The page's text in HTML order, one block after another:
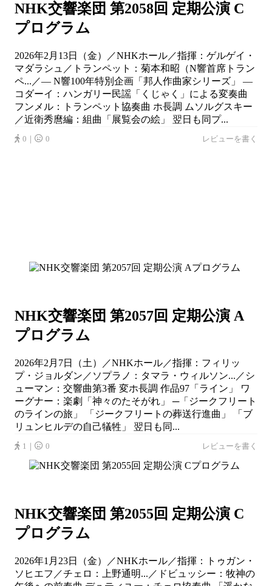
NHK交響楽団 第2058回 定期公演 C
プログラム
2026年2月13日（金）／NHKホール／指揮：ゲルゲイ・
マダラシュ／トランペット：菊本和昭（N響首席トラン
ペ...／― N響100年特別企画「邦人作曲家シリーズ」 ―
コダーイ：ハンガリー民謡「くじゃく」による変奏曲
フンメル：トランペット協奏曲 ホ長調 ムソルグスキー
／近衛秀麿編：組曲「展覧会の絵」 翌日も同プ...
0｜ 0 レビューを書く
NHK交響楽団 第2057回 定期公演 A
プログラム
2026年2月7日（土）／NHKホール／指揮：フィリッ
プ・ジョルダン／ソプラノ：タマラ・ウィルソン...／シ
ューマン：交響曲第3番 変ホ長調 作品97「ライン」 ワ
ーグナー：楽劇「神々のたそがれ」 ─「ジークフリート
のラインの旅」 「ジークフリートの葬送行進曲」 「ブ
リュンヒルデの自己犠牲」 翌日も同...
1｜ 0 レビューを書く
NHK交響楽団 第2055回 定期公演 C
プログラム
2026年1月23日（金）／NHKホール／指揮：トゥガン・
ソヒエフ／チェロ：上野通明...／ドビュッシー：牧神の